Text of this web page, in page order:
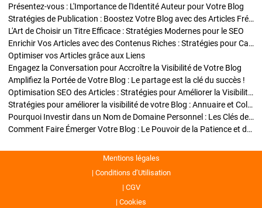
Présentez-vous : L'Importance de l'Identité Auteur pour Votre Blog
Stratégies de Publication : Boostez Votre Blog avec des Articles Fréquents et Exclusifs
L'Art de Choisir un Titre Efficace : Stratégies Modernes pour le SEO
Enrichir Vos Articles avec des Contenus Riches : Stratégies pour Captiver et Optimiser
Optimiser vos Articles grâce aux Liens
Engagez la Conversation pour Accroître la Visibilité de Votre Blog
Amplifiez la Portée de Votre Blog : Le partage est la clé du succès !
Optimisation SEO des Articles : Stratégies pour Améliorer la Visibilité de Votre Blog
Stratégies pour améliorer la visibilité de votre Blog : Annuaire et Collaborations
Pourquoi Investir dans un Nom de Domaine Personnel : Les Clés de la Réussite de Votre Blog
Comment Faire Émerger Votre Blog : Le Pouvoir de la Patience et de la Persévérance
Mentions légales
Conditions d’Utilisation
CGV
Cookies